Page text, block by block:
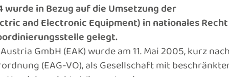
wurde in Bezug auf die Umsetzung der
and Electronic Equipment) in nationales Recht
gelegt.
GmbH (EAK) wurde am 11. Mai 2005, kurz
(EAG-VO), als Gesellschaft mit